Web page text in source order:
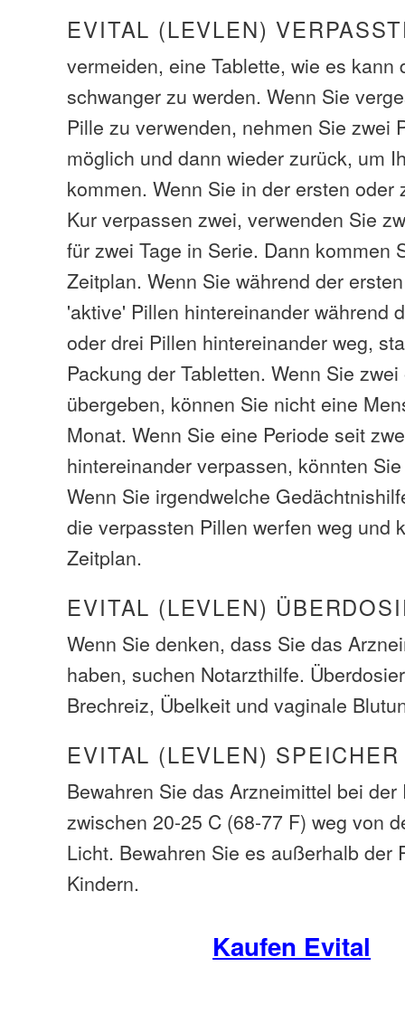
EVITAL (LEVLEN)
vermeiden, eine Tablette, wie es kann
schwanger zu werden. Wenn Sie
Pille zu verwenden, nehmen Sie zwei
möglich und dann wieder zurück, um
kommen. Wenn Sie in der ersten oder
Kur verpassen zwei, verwenden Sie
für zwei Tage in Serie. Dann kommen
Zeitplan. Wenn Sie während der
'aktive' Pillen hintereinander während
oder drei Pillen hintereinander weg,
Packung der Tabletten. Wenn Sie
übergeben, können Sie nicht eine
Monat. Wenn Sie eine Periode seit
hintereinander verpassen, könnten
Wenn Sie irgendwelche
die verpassten Pillen werfen weg und
Zeitplan.
EVITAL (LEVLEN)
Wenn Sie denken, dass Sie das
haben, suchen Notarzthilfe.
Brechreiz, Übelkeit und vaginale
EVITAL (LEVLEN) SPEICHER
Bewahren Sie das Arzneimittel bei
zwischen 20-25 C (68-77 F) weg von
Licht. Bewahren Sie es außerhalb der
Kindern.
Kaufen Evital